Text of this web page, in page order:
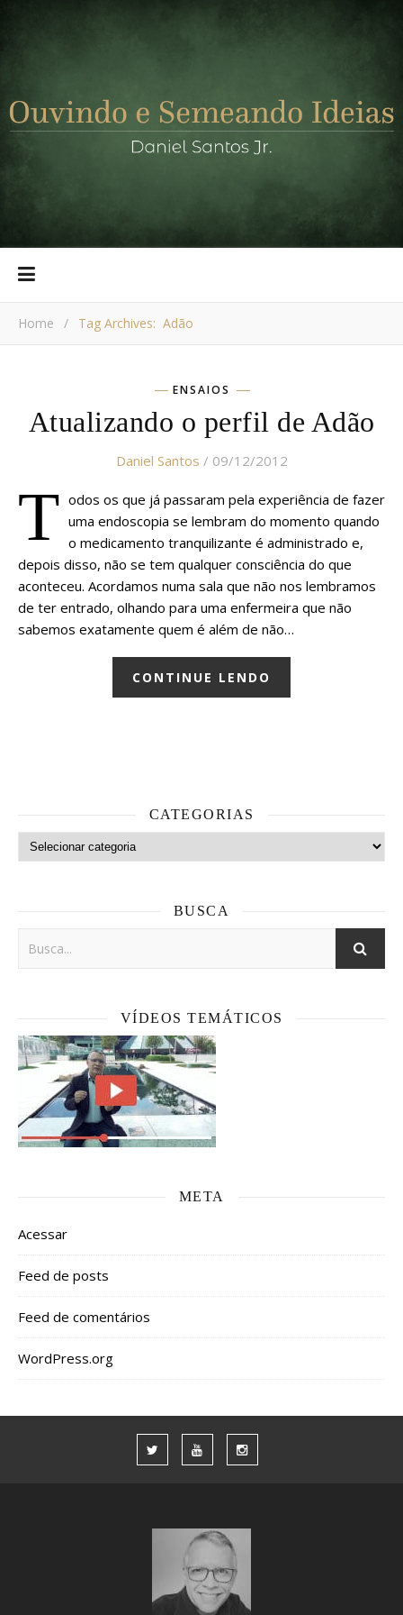
Home / Tag Archives: Adão
ENSAIOS
Atualizando o perfil de Adão
Daniel Santos / 09/12/2012
T odos os que já passaram pela experiência de fazer
uma endoscopia se lembram do momento quando
o medicamento tranquilizante é administrado e,
depois disso, não se tem qualquer consciência do que
aconteceu. Acordamos numa sala que não nos lembramos
de ter entrado, olhando para uma enfermeira que não
sabemos exatamente quem é além de não…
CONTINUE LENDO
CATEGORIAS
Categorias
BUSCA
VÍDEOS TEMÁTICOS
META
Acessar
Feed de posts
Feed de comentários
WordPress.org